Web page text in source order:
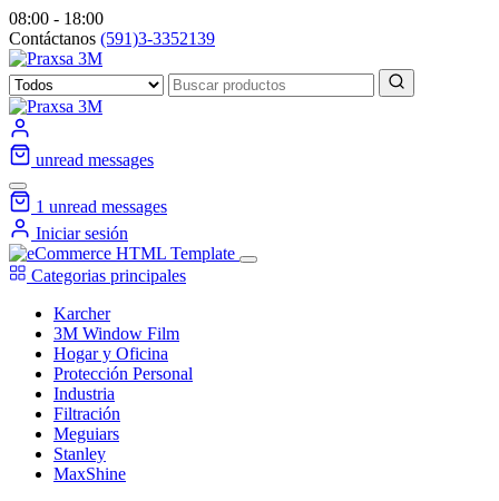
08:00 - 18:00
Contáctanos (591)3-3352139
unread messages
1 unread messages
Iniciar sesión
Categorias principales
Karcher
3M Window Film
Hogar y Oficina
Protección Personal
Industria
Filtración
Meguiars
Stanley
MaxShine